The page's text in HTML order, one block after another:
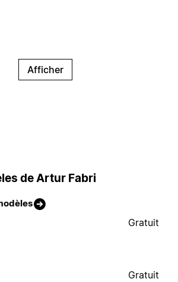
Afficher
de Artur Fabri
Gratuit
Gratuit